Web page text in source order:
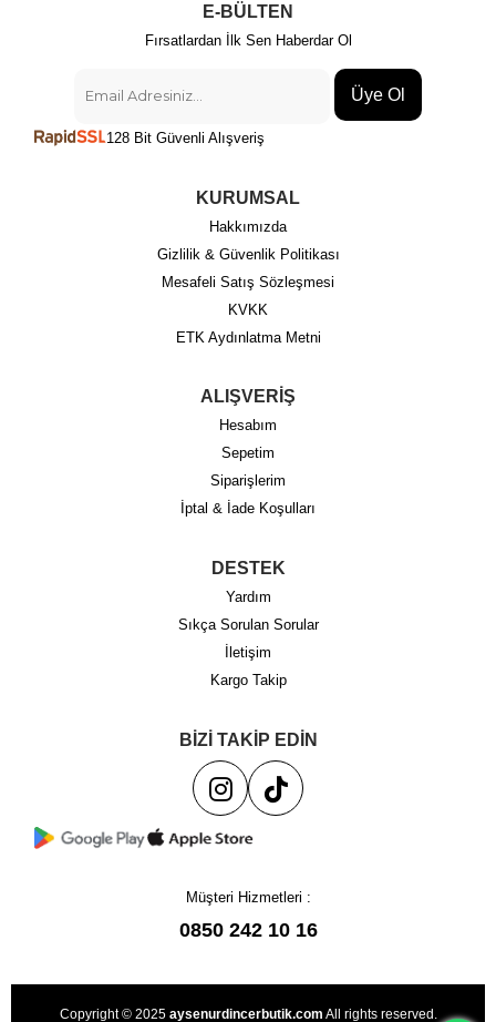
E-BÜLTEN
Fırsatlardan İlk Sen Haberdar Ol
Üye Ol
128 Bit Güvenli Alışveriş
KURUMSAL
Hakkımızda
Gizlilik & Güvenlik Politikası
Mesafeli Satış Sözleşmesi
KVKK
ETK Aydınlatma Metni
ALIŞVERİŞ
Hesabım
Sepetim
Siparişlerim
İptal & İade Koşulları
DESTEK
Yardım
Sıkça Sorulan Sorular
İletişim
Kargo Takip
BİZİ TAKİP EDİN
Müşteri Hizmetleri :
0850 242 10 16
Copyright © 2025 aysenurdincerbutik.com All rights reserved.